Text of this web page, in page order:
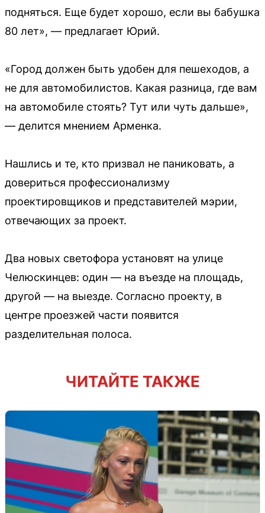
подняться. Еще будет хорошо, если вы бабушка
80 лет», — предлагает Юрий.
«Город должен быть удобен для пешеходов, а
не для автомобилистов. Какая разница, где вам
на автомобиле стоять? Тут или чуть дальше»,
— делится мнением Арменка.
Нашлись и те, кто призвал не паниковать, а
довериться профессионализму
проектировщиков и представителей мэрии,
отвечающих за проект.
Два новых светофора установят на улице
Челюскинцев: один — на въезде на площадь,
другой — на выезде. Согласно проекту, в
центре проезжей части появится
разделительная полоса.
ЧИТАЙТЕ ТАКЖЕ